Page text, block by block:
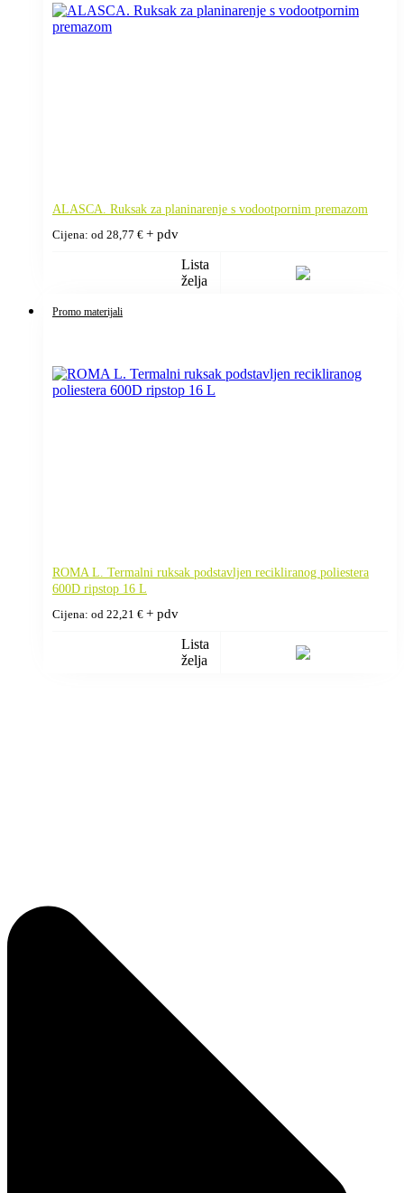
ALASCA. Ruksak za planinarenje s vodootpornim premazom
Cijena: od 28,77 € + pdv
Lista
želja
Promo materijali
ROMA L. Termalni ruksak podstavljen recikliranog poliestera
600D ripstop 16 L
Cijena: od 22,21 € + pdv
Lista
želja